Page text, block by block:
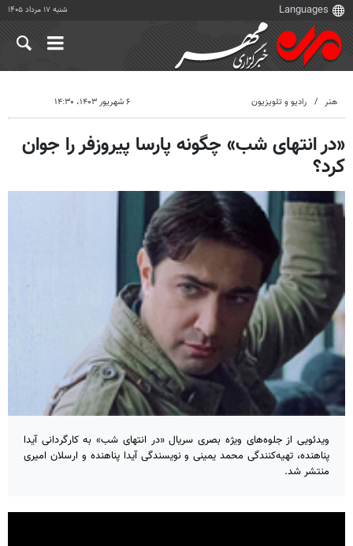
شنبه ۱۷ مرداد ۱۴۰۵
هنر رادیو و تلویزیون ۶ شهریور ۱۴۰۳، ۱۴:۳۰
«در انتهای شب» چگونه پارسا پیروزفر را جوان
کرد؟
ویدئویی از جلوه‌های ویژه بصری سریال «در انتهای شب» به کارگردانی آیدا
پناهنده، تهیه‌کنندگی محمد یمینی و نویسندگی آیدا پناهنده و ارسلان امیری
منتشر شد.